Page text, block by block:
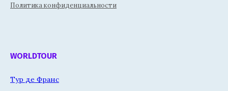
Политика конфиденциальности
WORLDTOUR
Тур де Франс